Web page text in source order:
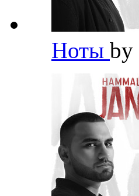
Ноты by